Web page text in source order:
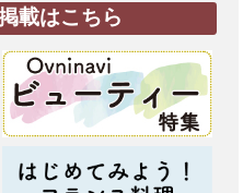
載はこちら